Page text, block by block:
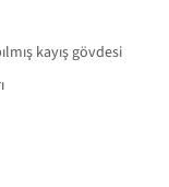
kayış gövdesi